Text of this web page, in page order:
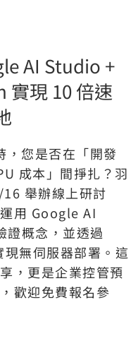
AI Studio +
實現 10 倍速
，您是否在「開發
成本」間掙扎？羽
舉辦線上研討
用 Google AI
概念，並透過
無伺服器部署。這
，更是企業控管預
歡迎免費報名參